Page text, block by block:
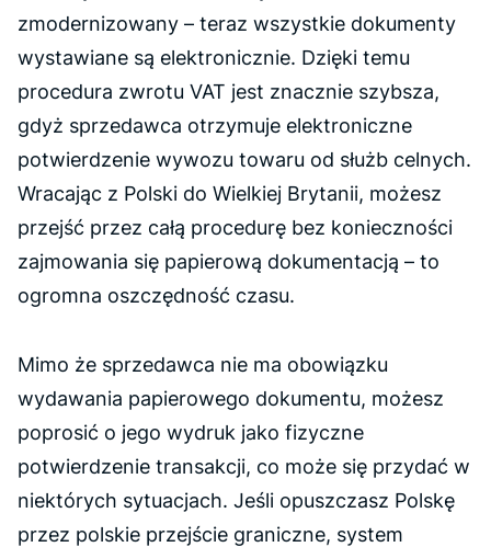
zmodernizowany – teraz wszystkie dokumenty
wystawiane są elektronicznie. Dzięki temu
procedura zwrotu VAT jest znacznie szybsza,
gdyż sprzedawca otrzymuje elektroniczne
potwierdzenie wywozu towaru od służb celnych.
Wracając z Polski do Wielkiej Brytanii, możesz
przejść przez całą procedurę bez konieczności
zajmowania się papierową dokumentacją – to
ogromna oszczędność czasu.
Mimo że sprzedawca nie ma obowiązku
wydawania papierowego dokumentu, możesz
poprosić o jego wydruk jako fizyczne
potwierdzenie transakcji, co może się przydać w
niektórych sytuacjach. Jeśli opuszczasz Polskę
przez polskie przejście graniczne, system